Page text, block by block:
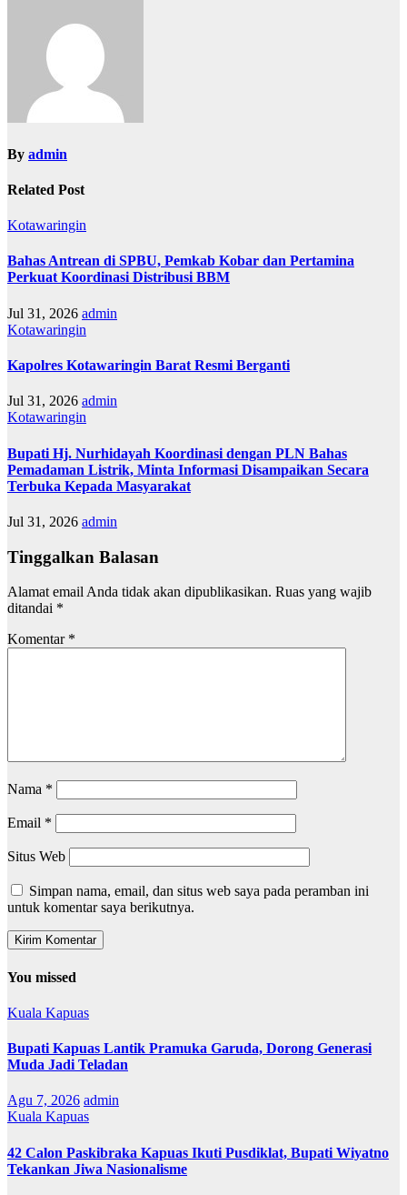
By admin
Related Post
Kotawaringin
Bahas Antrean di SPBU, Pemkab Kobar dan Pertamina
Perkuat Koordinasi Distribusi BBM
Jul 31, 2026 admin
Kotawaringin
Kapolres Kotawaringin Barat Resmi Berganti
Jul 31, 2026 admin
Kotawaringin
Bupati Hj. Nurhidayah Koordinasi dengan PLN Bahas
Pemadaman Listrik, Minta Informasi Disampaikan Secara
Terbuka Kepada Masyarakat
Jul 31, 2026 admin
Tinggalkan Balasan
Alamat email Anda tidak akan dipublikasikan. Ruas yang wajib
ditandai *
Komentar *
Nama *
Email *
Situs Web
Simpan nama, email, dan situs web saya pada peramban ini
untuk komentar saya berikutnya.
You missed
Kuala Kapuas
Bupati Kapuas Lantik Pramuka Garuda, Dorong Generasi
Muda Jadi Teladan
Agu 7, 2026 admin
Kuala Kapuas
42 Calon Paskibraka Kapuas Ikuti Pusdiklat, Bupati Wiyatno
Tekankan Jiwa Nasionalisme